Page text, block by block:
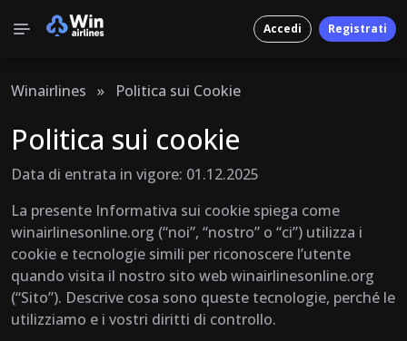
Accedi Registrati
Winairlines » Politica sui Cookie
Politica sui cookie
Data di entrata in vigore: 01.12.2025
La presente Informativa sui cookie spiega come
winairlinesonline.org (“noi”, “nostro” o “ci”) utilizza i
cookie e tecnologie simili per riconoscere l’utente
quando visita il nostro sito web winairlinesonline.org
(“Sito”). Descrive cosa sono queste tecnologie, perché le
utilizziamo e i vostri diritti di controllo.